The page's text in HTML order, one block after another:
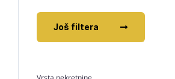
Još filtera